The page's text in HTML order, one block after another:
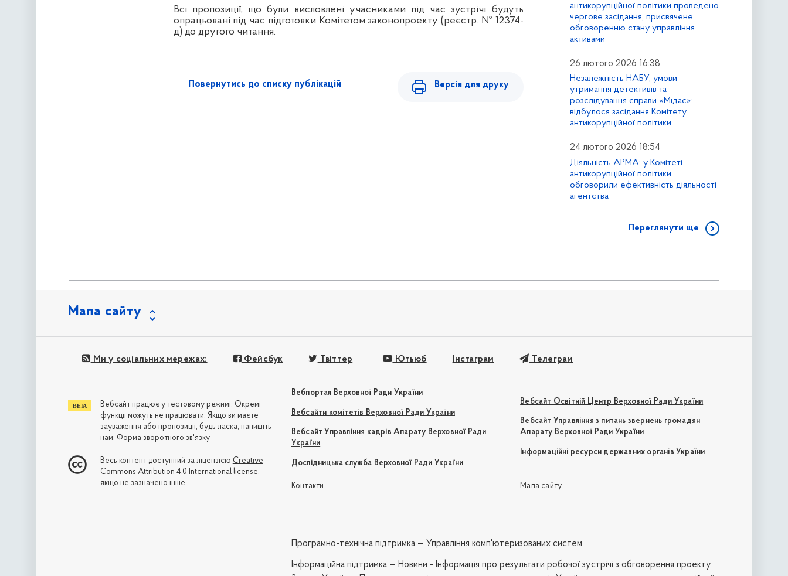
Всі пропозиції, що були висловлені учасниками під час зустрічі будуть
опрацьовані під час підготовки Комітетом законопроекту (реєстр. № 12374-
д) до другого читання.
Повернутись до списку публікацій Версія для друку
антикорупційної політики проведено
чергове засідання, присвячене
обговоренню стану управління
активами
26 лютого 2026 16:38
Незалежність НАБУ, умови
утримання детективів та
розслідування справи «Мідас»:
відбулося засідання Комітету
антикорупційної політики
24 лютого 2026 18:54
Діяльність АРМА: у Комітеті
антикорупційної політики
обговорили ефективність діяльності
агентства
Переглянути ще
Мапа сайту
Ми у соціальних мережах: Фейсбук Твіттер Ютьюб Інстаграм Телеграм
Вебпортал Верховної Ради України
Вебсайти комітетів Верховної Ради України
Вебсайт Управління кадрів Апарату Верховної Ради
України
Дослідницька служба Верховної Ради України
Вебсайт Освітній Центр Верховної Ради України
Вебсайт Управління з питань звернень громадян
Апарату Верховної Ради України
Інформаційні ресурси державних органів України
Контакти Мапа сайту
Програмно-технічна підтримка — Управління комп'ютеризованих систем
Iнформаційна підтримка — Новини - Інформація про результати робочої зустрічі з обговорення проекту
Вебсайт працює у тестовому режимі. Окремі
функції можуть не працювати. Якщо ви маєте
зауваження або пропозиції, будь ласка, напишіть
нам: Форма зворотного зв'язку
Весь контент доступний за ліцензією Creative
Commons Attribution 4.0 International license,
якщо не зазначено інше